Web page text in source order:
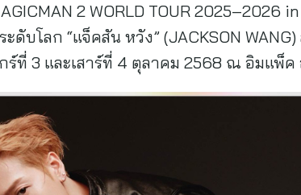
2 WORLD TOUR 2025–2026
ดับโลก “แจ็คสัน หวัง” (JACKSON
ร์ที่ 3 และเสาร์ที่ 4 ตุลาคม 2568 ณ อิมแพ็ค